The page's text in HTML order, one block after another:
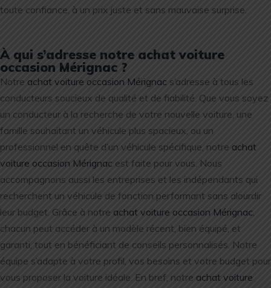
toute confiance, à un prix juste et sans mauvaise surprise.
À qui s’adresse notre achat voiture
occasion Mérignac ?
Notre achat voiture occasion Mérignac s’adresse à tous les
conducteurs soucieux de qualité et de fiabilité. Que vous soyez
un conducteur à la recherche de votre nouvelle voiture, une
famille souhaitant un véhicule plus spacieux, ou un
professionnel en quête d’un véhicule spécifique, notre achat
voiture occasion Mérignac est faite pour vous. Nous
accompagnons aussi les entreprises et les indépendants qui
recherchent un véhicule de fonction performant sans alourdir
leur budget. Grâce à notre achat voiture occasion Mérignac
chacun peut accéder à un modèle récent, bien équipé, et
garanti, tout en bénéficiant de conseils personnalisés. Notre
équipe s’adapte à votre profil, vos besoins et votre budget pour
vous proposer la voiture idéale. En bref, notre achat voiture